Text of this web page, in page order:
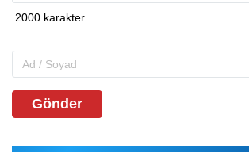
Gönder